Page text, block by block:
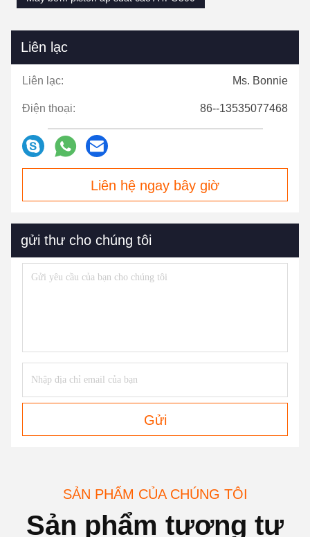
Liên lạc
Liên lạc: Ms. Bonnie
Điện thoại: 86--13535077468
Liên hệ ngay bây giờ
gửi thư cho chúng tôi
Gửi
SẢN PHẨM CỦA CHÚNG TÔI
Sản phẩm tương tự